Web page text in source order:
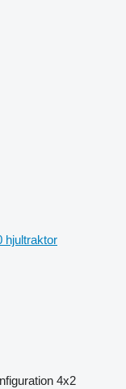
hjultraktor
4x2